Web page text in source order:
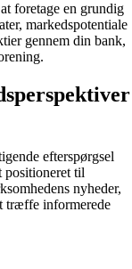
foretage en grundig
markedspotentiale
gennem din bank,
efterspørgsel
positioneret til
nyheder,
træffe informerede